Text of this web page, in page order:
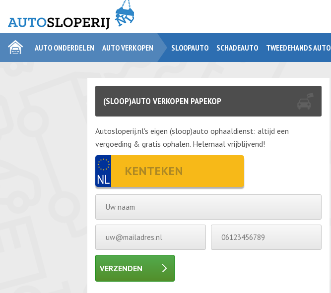
AUTO ONDERDELEN AUTO VERKOPEN SLOOPAUTO SCHADEAUTO TWEEDEHANDS AUTO
(SLOOP)AUTO VERKOPEN PAPEKOP
Autosloperij.nl's eigen (sloop)auto ophaaldienst: altijd een
vergoeding & gratis ophalen. Helemaal vrijblijvend!
VERZENDEN